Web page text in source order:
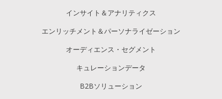
インサイト＆アナリティクス
エンリッチメント＆パーソナライゼーション
オーディエンス・セグメント
キュレーションデータ
B2Bソリューション